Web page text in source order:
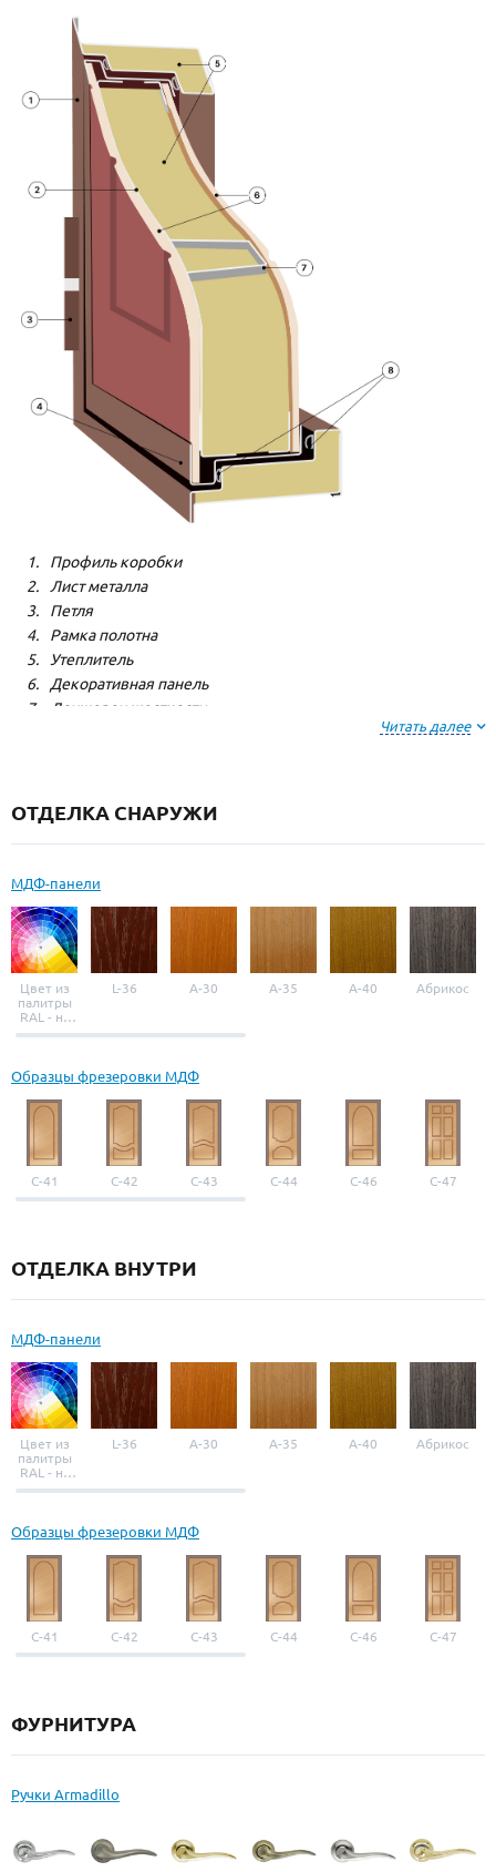
Профиль коробки
Лист металла
Петля
Рамка полотна
Утеплитель
Декоративная панель
Лонжерон жесткости
Читать далее
ОТДЕЛКА СНАРУЖИ
МДФ-панели
Цвет из
палитры
RAL - на
выбор
L-36 A-30 A-35 A-40 Абрикос
Образцы фрезеровки МДФ
С-41 С-42 С-43 С-44 С-46 С-47
ОТДЕЛКА ВНУТРИ
МДФ-панели
Цвет из
палитры
RAL - на
выбор
L-36 A-30 A-35 A-40 Абрикос
Образцы фрезеровки МДФ
С-41 С-42 С-43 С-44 С-46 С-47
ФУРНИТУРА
Ручки Armadillo